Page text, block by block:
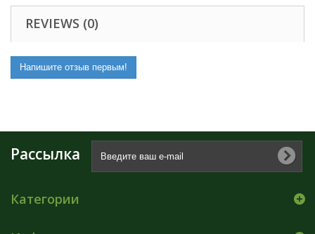
REVIEWS (0)
Напишите отзыв первым!
Рассылка
Категории